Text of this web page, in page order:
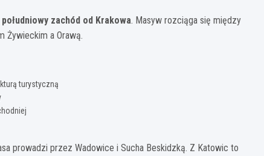
południowy zachód od Krakowa. Masyw rozciąga się między
Żywieckim a Orawą.
turystyczną
prowadzi przez Wadowice i Sucha Beskidzką. Z Katowic to